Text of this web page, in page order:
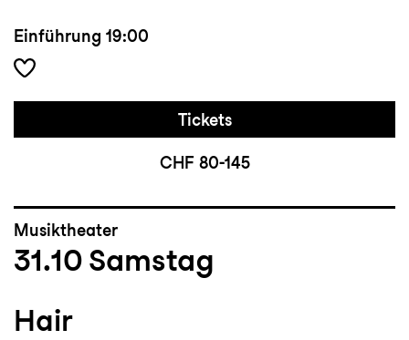
Einführung 19:00
Tickets
CHF 80-145
Musiktheater
31.10 Samstag
Hair